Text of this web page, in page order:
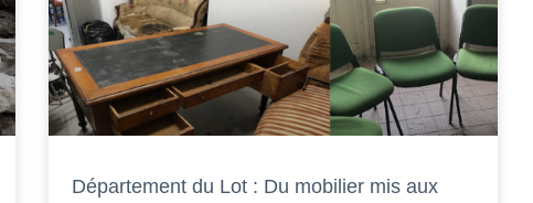
Département du Lot : Du mobilier mis aux